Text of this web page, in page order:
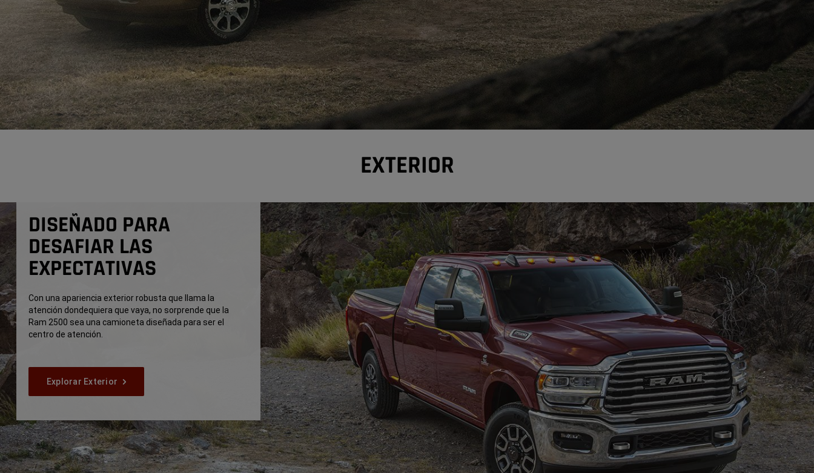
EXTERIOR
DISEÑADO PARA
DESAFIAR LAS
EXPECTATIVAS
Con una apariencia exterior robusta que llama la
atención dondequiera que vaya, no sorprende que la
Ram 2500 sea una camioneta diseñada para ser el
centro de atención.
Explorar Exterior